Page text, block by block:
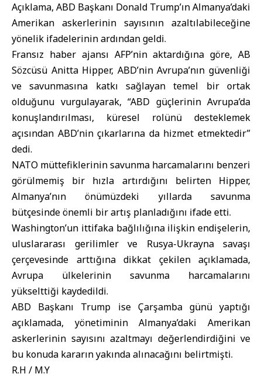
Açıklama, ABD Başkanı Donald Trump’ın Almanya’daki
Amerikan askerlerinin sayısının azaltılabileceğine
yönelik ifadelerinin ardından geldi.
Fransız haber ajansı AFP’nin aktardığına göre, AB
Sözcüsü Anitta Hipper, ABD’nin Avrupa’nın güvenliği
ve savunmasına katkı sağlayan temel bir ortak
olduğunu vurgulayarak, “ABD güçlerinin Avrupa’da
konuşlandırılması, küresel rolünü desteklemek
açısından ABD’nin çıkarlarına da hizmet etmektedir”
dedi.
NATO müttefiklerinin savunma harcamalarını benzeri
görülmemiş bir hızla artırdığını belirten Hipper,
Almanya’nın önümüzdeki yıllarda savunma
bütçesinde önemli bir artış planladığını ifade etti.
Washington’un ittifaka bağlılığına ilişkin endişelerin,
uluslararası gerilimler ve Rusya-Ukrayna savaşı
çerçevesinde arttığına dikkat çekilen açıklamada,
Avrupa ülkelerinin savunma harcamalarını
yükselttiği kaydedildi.
ABD Başkanı Trump ise Çarşamba günü yaptığı
açıklamada, yönetiminin Almanya’daki Amerikan
askerlerinin sayısını azaltmayı değerlendirdiğini ve
bu konuda kararın yakında alınacağını belirtmişti.
R.H / M.Y